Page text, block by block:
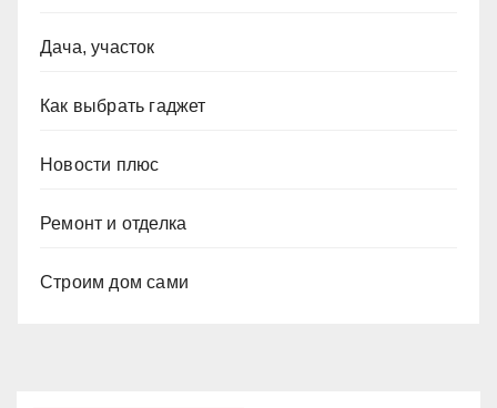
Дача, участок
Как выбрать гаджет
Новости плюс
Ремонт и отделка
Строим дом сами